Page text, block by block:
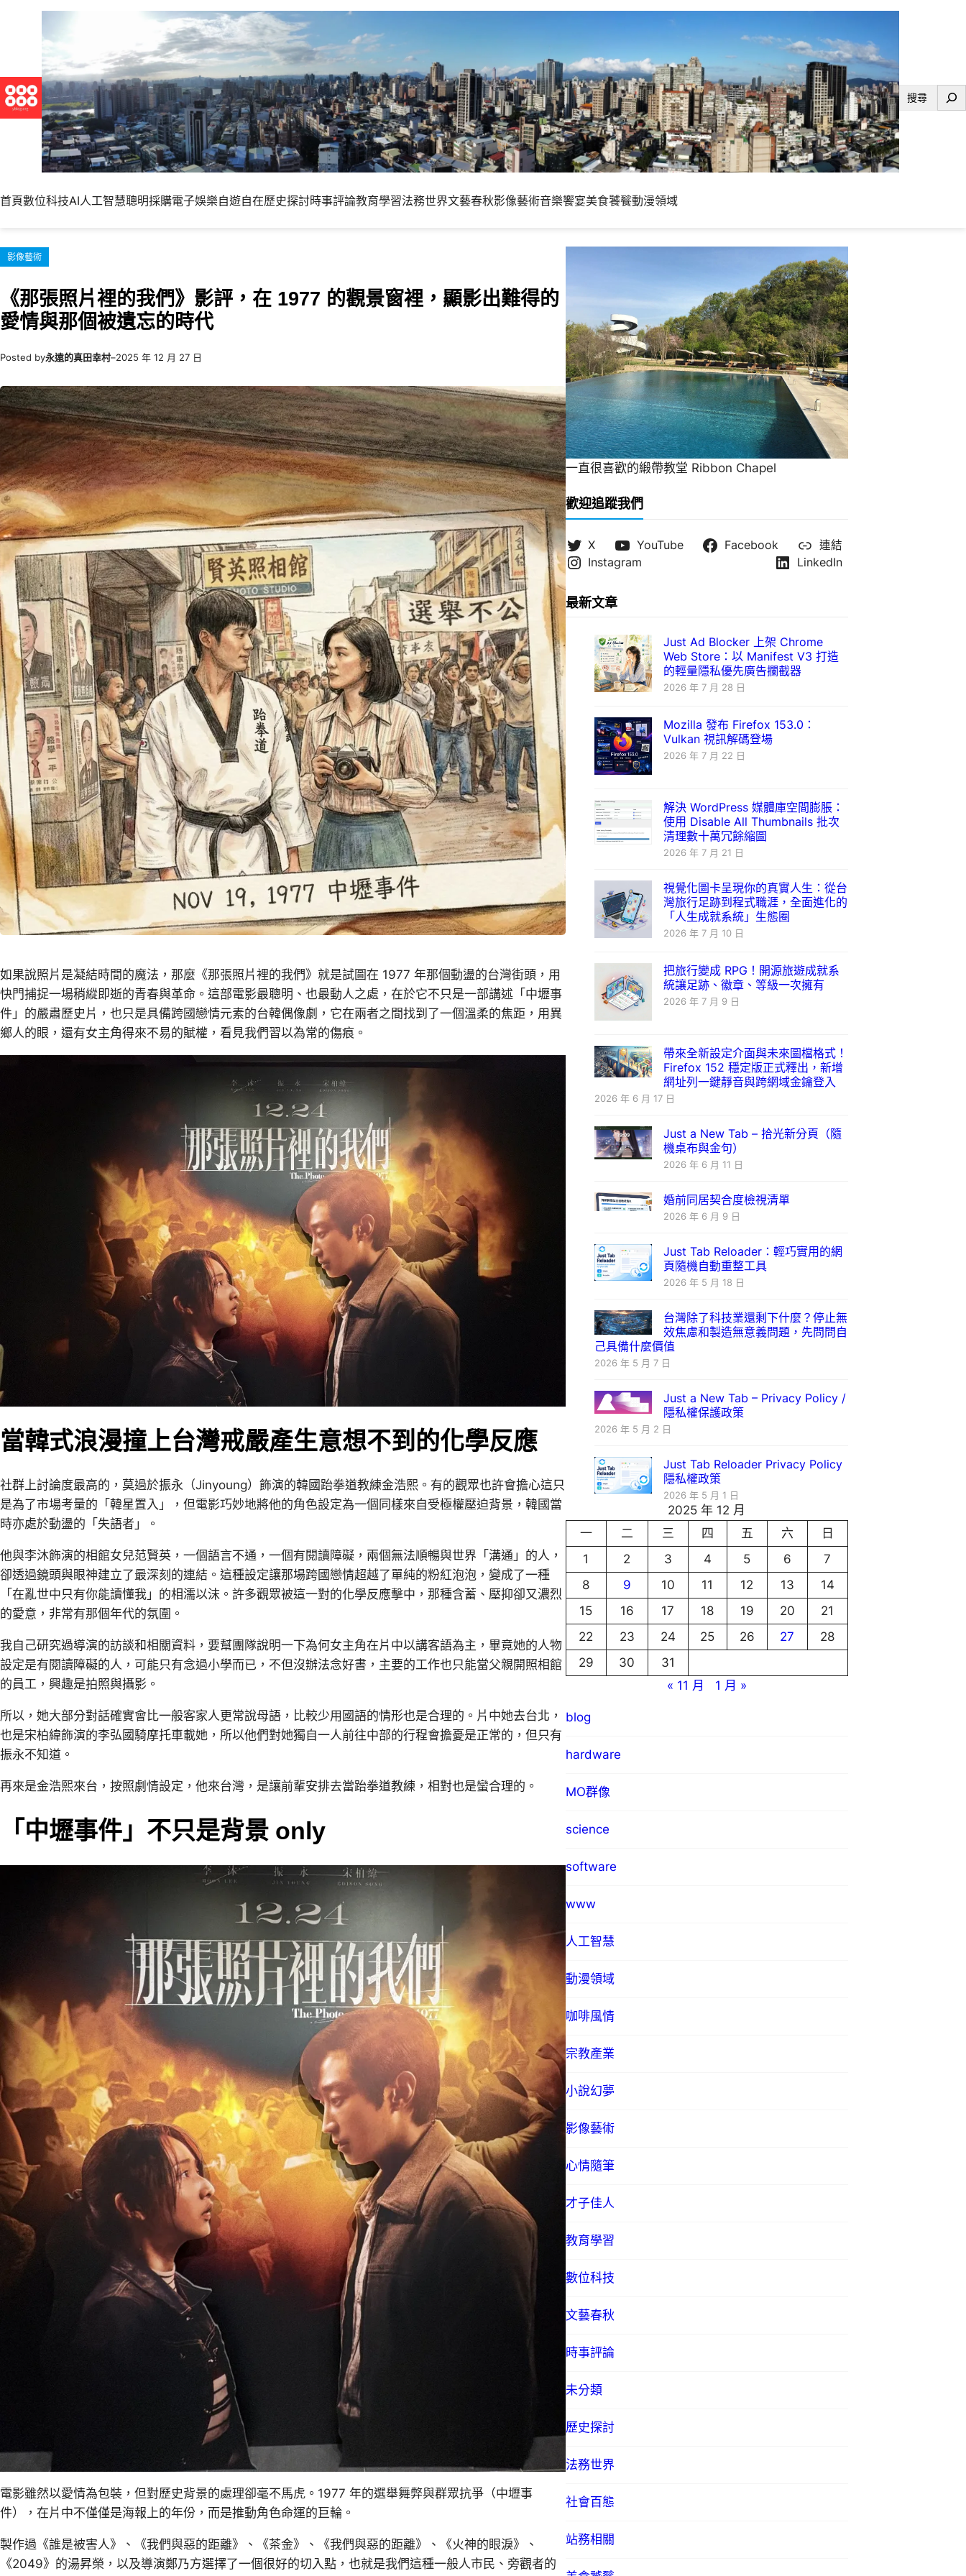
內
容
搜
首頁數位科技AI人工智慧聰明採購電子娛樂自遊自在歷史探討時事評論教育學習法務世界文藝春秋影像藝術音樂饗宴美食饕餮動漫領域
影像藝術
《那張照片裡的我們》影評，在 1977 的觀景窗裡，顯影出難得的
愛情與那個被遺忘的時代
Posted by永遠的真田幸村–2025 年 12 月 27 日
如果說照片是凝結時間的魔法，那麼《那張照片裡的我們》就是試圖在 1977 年那個動盪的台灣街頭，用
快門捕捉一場稍縱即逝的青春與革命。這部電影最聰明、也最動人之處，在於它不只是一部講述「中壢事
件」的嚴肅歷史片，也只是具備跨國戀情元素的台韓偶像劇，它在兩者之間找到了一個溫柔的焦距，用異
鄉人的眼，還有女主角得來不易的賦權，看見我們習以為常的傷痕。
當韓式浪漫撞上台灣戒嚴產生意想不到的化學反應
社群上討論度最高的，莫過於振永（Jinyoung）飾演的韓國跆拳道教練金浩熙。有的觀眾也許會擔心這只
是為了市場考量的「韓星置入」，但電影巧妙地將他的角色設定為一個同樣來自受極權壓迫背景，韓國當
時亦處於動盪的「失語者」。
他與李沐飾演的相館女兒范賢英，一個語言不通，一個有閱讀障礙，兩個無法順暢與世界「溝通」的人，
卻透過鏡頭與眼神建立了最深刻的連結。這種設定讓那場跨國戀情超越了單純的粉紅泡泡，變成了一種
「在亂世中只有你能讀懂我」的相濡以沫。許多觀眾被這一對的化學反應擊中，那種含蓄、壓抑卻又濃烈
的愛意，非常有那個年代的氛圍。
我自己研究過導演的訪談和相關資料，要幫團隊說明一下為何女主角在片中以講客語為主，畢竟她的人物
設定是有閱讀障礙的人，可能只有念過小學而已，不但沒辦法念好書，主要的工作也只能當父親開照相館
的員工，興趣是拍照與攝影。
所以，她大部分對話確實會比一般客家人更常說母語，比較少用國語的情形也是合理的。片中她去台北，
也是宋柏緯飾演的李弘國騎摩托車載她，所以他們對她獨自一人前往中部的行程會擔憂是正常的，但只有
振永不知道。
再來是金浩熙來台，按照劇情設定，他來台灣，是讓前輩安排去當跆拳道教練，相對也是蠻合理的。
「中壢事件」不只是背景 only
電影雖然以愛情為包裝，但對歷史背景的處理卻毫不馬虎。1977 年的選舉舞弊與群眾抗爭（中壢事
件），在片中不僅僅是海報上的年份，而是推動角色命運的巨輪。
製作過《誰是被害人》、《我們與惡的距離》、《茶金》、《我們與惡的距離》、《火神的眼淚》、
《2049》的湯昇榮，以及導演鄭乃方選擇了一個很好的切入點，也就是我們這種一般人市民、旁觀者的
一直很喜歡的緞帶教堂 Ribbon Chapel
歡迎追蹤我們
X YouTube Facebook
連結
Instagram
LinkedIn
最新文章
Just Ad Blocker 上架 Chrome
Web Store：以 Manifest V3 打造
的輕量隱私優先廣告攔截器
2026 年 7 月 28 日
Mozilla 發布 Firefox 153.0：
Vulkan 視訊解碼登場
2026 年 7 月 22 日
解決 WordPress 媒體庫空間膨脹：
使用 Disable All Thumbnails 批次
清理數十萬冗餘縮圖
2026 年 7 月 21 日
視覺化圖卡呈現你的真實人生：從台
灣旅行足跡到程式職涯，全面進化的
「人生成就系統」生態圈
2026 年 7 月 10 日
把旅行變成 RPG！開源旅遊成就系
統讓足跡、徽章、等級一次擁有
2026 年 7 月 9 日
帶來全新設定介面與未來圖檔格式！
Firefox 152 穩定版正式釋出，新增
網址列一鍵靜音與跨網域金鑰登入
2026 年 6 月 17 日
Just a New Tab – 拾光新分頁（隨
機桌布與金句）
2026 年 6 月 11 日
婚前同居契合度檢視清單
2026 年 6 月 9 日
Just Tab Reloader：輕巧實用的網
頁隨機自動重整工具
2026 年 5 月 18 日
台灣除了科技業還剩下什麼？停止無
效焦慮和製造無意義問題，先問問自
己具備什麼價值
2026 年 5 月 7 日
Just a New Tab – Privacy Policy /
隱私權保護政策
2026 年 5 月 2 日
Just Tab Reloader Privacy Policy
隱私權政策
2026 年 5 月 1 日
2025 年 12 月
一
二 三 四 五 六
日
1
2 3 4 5 6
7
8
9 10 11 12 13
14
15
16 17 18 19 20
21
22
23 24 25 26 27
28
29
30
31
« 11 月
1 月 »
blog
hardware
MO群像
science
software
www
人工智慧
動漫領域
咖啡風情
宗教產業
小說幻夢
影像藝術
心情隨筆
才子佳人
教育學習
數位科技
文藝春秋
時事評論
未分類
歷史探討
法務世界
社會百態
站務相關